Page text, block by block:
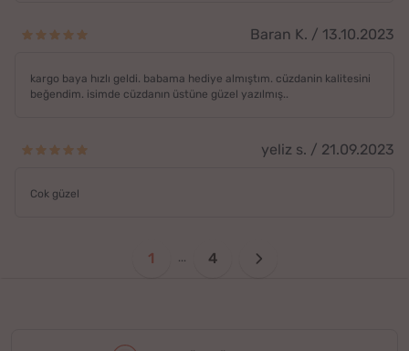
Baran K. / 13.10.2023
kargo baya hızlı geldi. babama hediye almıştım. cüzdanin kalitesini
beğendim. isimde cüzdanın üstüne güzel yazılmış..
yeliz s. / 21.09.2023
Cok güzel
1 ... 4